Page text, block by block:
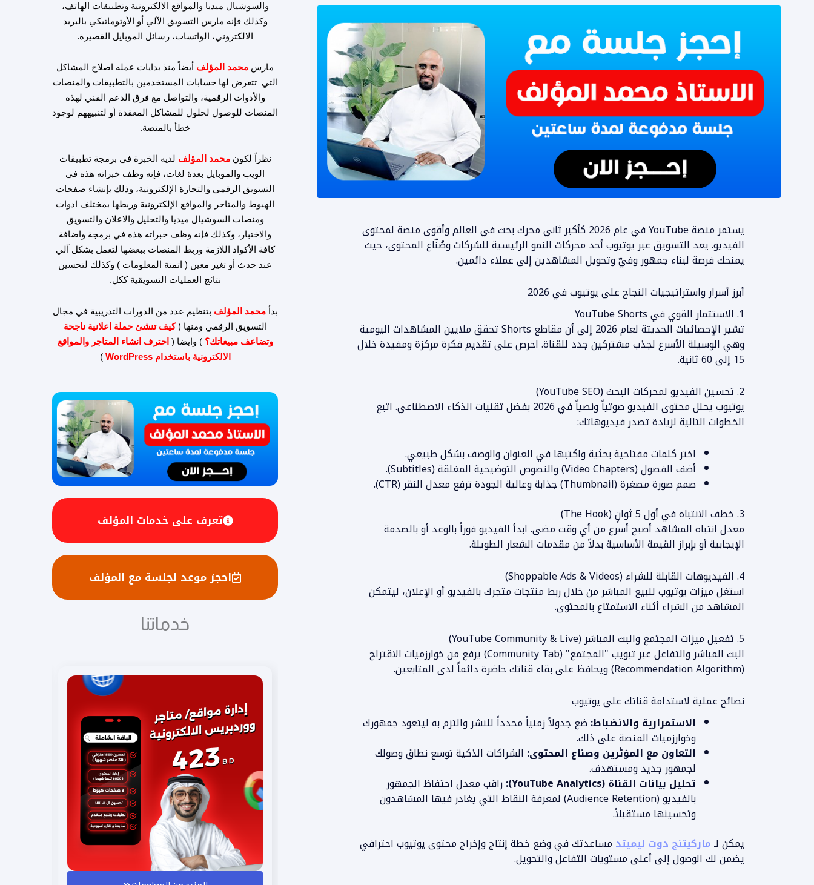
يستمر منصة YouTube في عام 2026 كأكبر ثاني محرك بحث في العالم وأقوى منصة لمحتوى
الفيديو. يعد التسويق عبر يوتيوب أحد محركات النمو الرئيسية للشركات وصُنّاع المحتوى، حيث
يمنحك فرصة لبناء جمهور وفيّ وتحويل المشاهدين إلى عملاء دائمين.
أبرز أسرار واستراتيجيات النجاح على يوتيوب في 2026
1. الاستثمار القوي في YouTube Shorts
تشير الإحصائيات الحديثة لعام 2026 إلى أن مقاطع Shorts تحقق ملايين المشاهدات اليومية
وهي الوسيلة الأسرع لجذب مشتركين جدد للقناة. احرص على تقديم فكرة مركزة ومفيدة خلال
15 إلى 60 ثانية.
2. تحسين الفيديو لمحركات البحث (YouTube SEO)
يوتيوب يحلل محتوى الفيديو صوتياً ونصياً في 2026 بفضل تقنيات الذكاء الاصطناعي. اتبع
الخطوات التالية لزيادة تصدر فيديوهاتك:
اختر كلمات مفتاحية بحثية واكتبها في العنوان والوصف بشكل طبيعي.
أضف الفصول (Video Chapters) والنصوص التوضيحية المغلقة (Subtitles).
صمم صورة مصغرة (Thumbnail) جذابة وعالية الجودة ترفع معدل النقر (CTR).
3. خطف الانتباه في أول 5 ثوانٍ (The Hook)
معدل انتباه المشاهد أصبح أسرع من أي وقت مضى. ابدأ الفيديو فوراً بالوعد أو بالصدمة
الإيجابية أو بإبراز القيمة الأساسية بدلاً من مقدمات الشعار الطويلة.
4. الفيديوهات القابلة للشراء (Shoppable Ads & Videos)
استغل ميزات يوتيوب للبيع المباشر من خلال ربط منتجات متجرك بالفيديو أو الإعلان، ليتمكن
المشاهد من الشراء أثناء الاستمتاع بالمحتوى.
5. تفعيل ميزات المجتمع والبث المباشر (YouTube Community & Live)
البث المباشر والتفاعل عبر تبويب "المجتمع" (Community Tab) يرفع من خوارزميات الاقتراح
(Recommendation Algorithm) ويحافظ على بقاء قناتك حاضرة دائماً لدى المتابعين.
نصائح عملية لاستدامة قناتك على يوتيوب
الاستمرارية والانضباط: ضع جدولاً زمنياً محدداً للنشر والتزم به ليتعود جمهورك
وخوارزميات المنصة على ذلك.
التعاون مع المؤثرين وصناع المحتوى: الشراكات الذكية توسع نطاق وصولك
لجمهور جديد ومستهدف.
تحليل بيانات القناة (YouTube Analytics):
راقب معدل احتفاظ الجمهور
بالفيديو (Audience Retention) لمعرفة النقاط التي يغادر فيها المشاهدون
وتحسينها مستقبلاً.
يمكن لـماركيتنج دوت ليميتد مساعدتك في وضع خطة إنتاج وإخراج محتوى يوتيوب احترافي
يضمن لك الوصول إلى أعلى مستويات التفاعل والتحويل.
والسوشيال ميديا والمواقع الالكترونية وتطبيقات الهاتف،
وكذلك فإنه مارس التسويق الآلي أو الأوتوماتيكي بالبريد
الالكتروني، الواتساب، رسائل الموبايل القصيرة.
مارس محمد المؤلف أيضاً منذ بدايات عمله اصلاح المشاكل
التي تتعرض لها حسابات المستخدمين بالتطبيقات والمنصات
والأدوات الرقمية، والتواصل مع فرق الدعم الفني لهذه
المنصات للوصول لحلول للمشاكل المعقدة أو لتنبيههم لوجود
خطأ بالمنصة.
نظراً لكونمحمد المؤلف لديه الخبرة في برمجة تطبيقات
الويب والموبايل بعدة لغات، فإنه وظف خبراته هذه في
التسويق الرقمي والتجارة الإلكترونية، وذلك بإنشاء صفحات
الهبوط والمتاجر والمواقع الإلكترونية وربطها بمختلف ادوات
ومنصات السوشيال ميديا والتحليل والاعلان والتسويق
والاختبار، وكذلك فإنه وظف خبراته هذه في برمجة واضافة
كافة الأكواد اللازمة وربط المنصات ببعضها لتعمل بشكل آلي
عند حدث أو تغير معين ( اتمتة المعلومات ) وكذلك لتحسين
نتائج العمليات التسويقية ككل.
بدأمحمد المؤلف بتنظيم عدد من الدورات التدريبية في مجال
التسويق الرقمي ومنها (كيف تنشئ حملة اعلانية ناجحة
وتضاعف مبيعاتك؟ ) وايضا ( احترف انشاء المتاجر والمواقع
الالكترونية باستخدام WordPress
)
تعرف على خدمات المؤلف
احجز موعد لجلسة مع المؤلف
خدماتنا